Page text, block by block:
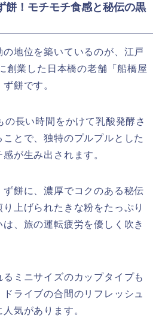
餅！モチモチ食感と秘伝の黒
地位を築いているのが、江戸
創業した日本橋の老舗「船橋屋
餅です。
長い時間をかけて乳酸発酵さ
とで、独特のプルプルとした
が生み出されます。
餅に、濃厚でコクのある秘伝
上げられたきな粉をたっぷり
、旅の運転疲労を優しく吹き
ミニサイズのカップタイプも
ライブの合間のリフレッシュ
気があります。